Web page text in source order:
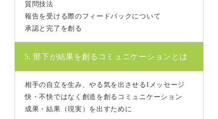
質問技法
報告を受ける際のフィードバックについて
承認と完了を創る
5. 部下が結果を創るコミュニケーションとは
相手の自立を生み、やる気を出させるIメッセージ
快・不快ではなく創造を創るコミュニケーション
成果・結果（現実）を出すために